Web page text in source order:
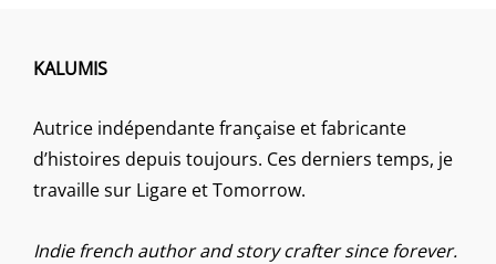
KALUMIS
Autrice indépendante française et fabricante
d’histoires depuis toujours. Ces derniers temps, je
travaille sur Ligare et Tomorrow.
Indie french author and story crafter since forever.